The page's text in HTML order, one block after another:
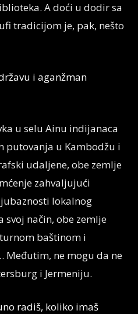
A doći u dodir sa
tradicijom je, pak, nešto
i aganžman
u selu Ainu indijanaca
putovanja u Kambodžu i
udaljene, obe zemlje
zahvaljujući
lokalnog
svoj način, obe zemlje
baštinom i
ne mogu da ne
i Jermeniju.
radiš, koliko imaš